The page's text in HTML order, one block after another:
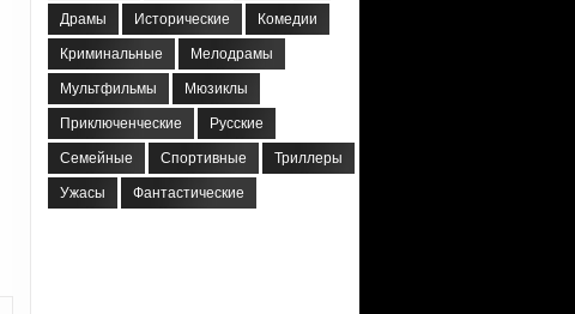
Драмы Исторические Комедии
Криминальные Мелодрамы
Мультфильмы Мюзиклы
Приключенческие Русские
Семейные Спортивные Триллеры
Ужасы Фантастические